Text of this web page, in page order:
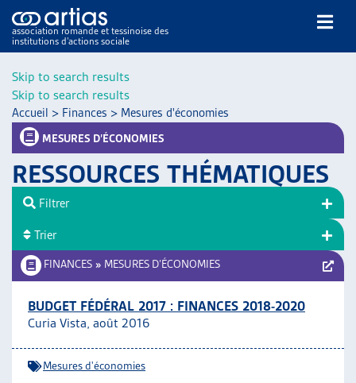
Skip to search results
Skip to search results
association romande et tessinoise des
institutions d’actions sociale
NOS PUBLICATIONS
DOSSIERS DU MOIS
VEILLE
RESSOURCES
THÉMATIQUES
GUIDE SOCIAL ROMAND
ARTIAS
Accueil > Finances > Mesures d'économies
MESURES D’ÉCONOMIES
RESSOURCES THÉMATIQUES
FINANCES » MESURES D’ÉCONOMIES
BUDGET FÉDÉRAL 2017 : FINANCES 2018-2020
Curia Vista, août 2016
Mesures d'économies
Filtrer
Trier